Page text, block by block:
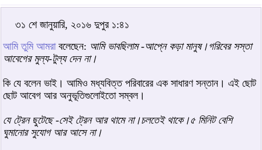
৩১ শে জানুয়ারি, ২০১৬ দুপুর ১:৪১
আমি তুমি আমরাবলেছেন: আমি ভাবছিলাম -আপ্নে কড়া মানুষ।গরিবের সস্তা
আবেগের মুল্য-টুল্য দেন না।
কি যে বলেন ভাই। আমিও মধ্যবিত্ত পরিবারের এক সাধারণ সন্তান। এই ছোট
ছোট আবেগ আর অনুভূতিগুলোইতো সম্বল।
যে ট্রেন ছুটেছে -সেই ট্রেন আর থামে না।চলতেই থাকে।৫ মিনিট বেশি
ঘুমানোর সুযোগ আর আসে না।